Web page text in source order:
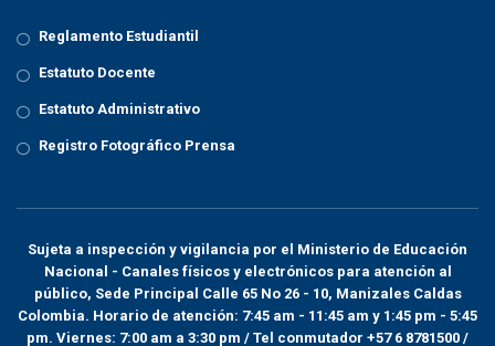
Reglamento Estudiantil
Estatuto Docente
Estatuto Administrativo
Registro Fotográfico Prensa
Sujeta a inspección y vigilancia por el Ministerio de Educación
Nacional - Canales físicos y electrónicos para atención al
público, Sede Principal Calle 65 No 26 - 10, Manizales Caldas
Colombia. Horario de atención: 7:45 am - 11:45 am y 1:45 pm - 5:45
pm. Viernes: 7:00 am a 3:30 pm / Tel conmutador +57 6 8781500 /